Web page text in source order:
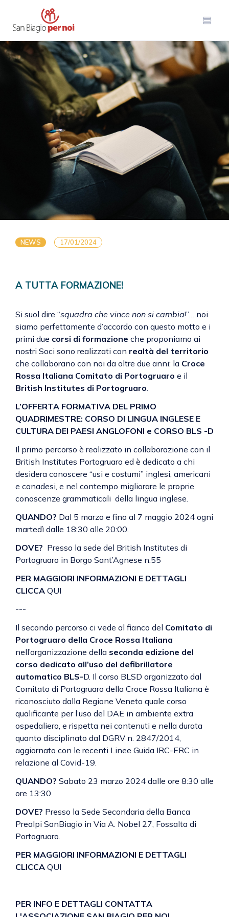
NEWS 17/01/2024
A TUTTA FORMAZIONE!
Si suol dire “squadra che vince non si cambia!”… noi
siamo perfettamente d’accordo con questo motto e i
primi due corsi di formazione che proponiamo ai
nostri Soci sono realizzati con realtà del territorio
che collaborano con noi da oltre due anni: la Croce
Rossa Italiana Comitato di Portogruaro e il
British Institutes di Portogruaro.
L’OFFERTA FORMATIVA DEL PRIMO
QUADRIMESTRE: CORSO DI LINGUA INGLESE E
CULTURA DEI PAESI ANGLOFONI e CORSO BLS -D
Il primo percorso è realizzato in collaborazione con il
British Institutes Portogruaro ed è dedicato a chi
desidera conoscere “usi e costumi” inglesi, americani
e canadesi, e nel contempo migliorare le proprie
conoscenze grammaticali della lingua inglese.
QUANDO? Dal 5 marzo e fino al 7 maggio 2024 ogni
martedì dalle 18:30 alle 20:00.
DOVE? Presso la sede del British Institutes di
Portogruaro in Borgo Sant’Agnese n.55
PER MAGGIORI INFORMAZIONI E DETTAGLI
CLICCA QUI
---
Il secondo percorso ci vede al fianco del Comitato di
Portogruaro della Croce Rossa Italiana
nell’organizzazione della seconda edizione del
corso dedicato all’uso del defibrillatore
automatico BLS-D. Il corso BLSD organizzato dal
Comitato di Portogruaro della Croce Rossa Italiana è
riconosciuto dalla Regione Veneto quale corso
qualificante per l’uso del DAE in ambiente extra
ospedaliero, e rispetta nei contenuti e nella durata
quanto disciplinato dal DGRV n. 2847/2014,
aggiornato con le recenti Linee Guida IRC-ERC in
relazione al Covid-19.
QUANDO? Sabato 23 marzo 2024 dalle ore 8:30 alle
ore 13:30
DOVE? Presso la Sede Secondaria della Banca
Prealpi SanBiagio in Via A. Nobel 27, Fossalta di
Portogruaro.
PER MAGGIORI INFORMAZIONI E DETTAGLI
CLICCA QUI
PER INFO E DETTAGLI CONTATTA